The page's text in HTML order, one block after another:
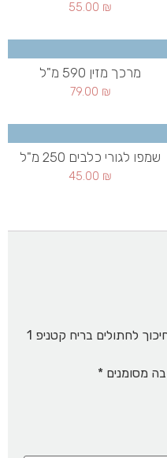
55.00 ₪
מרכך מזין 590 מ"ל
79.00 ₪
שמפו לגורי כלבים 250 מ"ל
45.00 ₪
Be the first to review “כדור חיכוך לחתולים בריח קטניפ 1
מסומנים *